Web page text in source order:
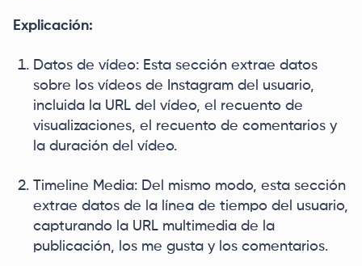
Explicación:
Datos de vídeo: Esta sección extrae datos
sobre los vídeos de Instagram del usuario,
incluida la URL del vídeo, el recuento de
visualizaciones, el recuento de comentarios y
la duración del vídeo.
Timeline Media: Del mismo modo, esta sección
extrae datos de la línea de tiempo del usuario,
capturando la URL multimedia de la
publicación, los me gusta y los comentarios.